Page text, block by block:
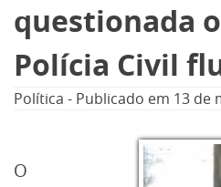
Nacional
Opinião
Informe especial
questionada
Polícia Civil
Política - Publicado em 13 de
O